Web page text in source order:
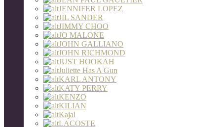
JENNIFER LOPEZ
JIL SANDER
JIMMY CHOO
JO MALONE
JOHN GALLIANO
JOHN RICHMOND
JUST HOOKAH
Juliette Has A Gun
KARL ANTONY
KATY PERRY
KENZO
KILIAN
Kajal
LACOSTE